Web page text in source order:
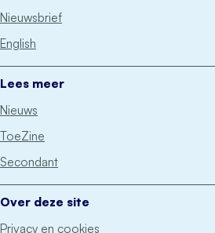
Nieuwsbrief
English
Lees meer
Nieuws
ToeZine
Secondant
Over deze site
Privacy en cookies